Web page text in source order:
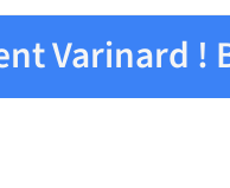
Varinard !